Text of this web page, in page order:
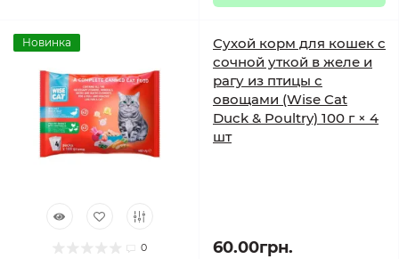
Новинка
0
Сухой корм для кошек с
сочной уткой в желе и
рагу из птицы с
овощами (Wise Cat
Duck & Poultry) 100 г × 4
шт
60.00грн.